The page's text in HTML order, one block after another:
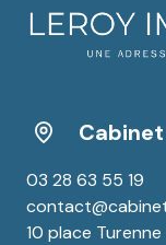
03 28 63 55 19
10 place Turenne